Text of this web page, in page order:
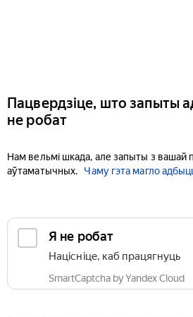
Пацвердзіце, што запыты
не робат
Нам вельмі шкада, але запыты з вашай
аўтаматычных.
Чаму гэта магло
Я не робат
Націсніце, каб працягнуць
SmartCaptcha by Yandex Cloud